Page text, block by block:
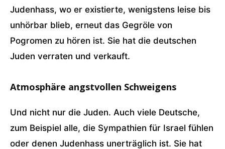
Judenhass, wo er existierte, wenigstens leise bis
unhörbar blieb, erneut das Gegröle von
Pogromen zu hören ist. Sie hat die deutschen
Juden verraten und verkauft.
Atmosphäre angstvollen Schweigens
Und nicht nur die Juden. Auch viele Deutsche,
zum Beispiel alle, die Sympathien für Israel fühlen
oder denen Judenhass unerträglich ist. Sie hat